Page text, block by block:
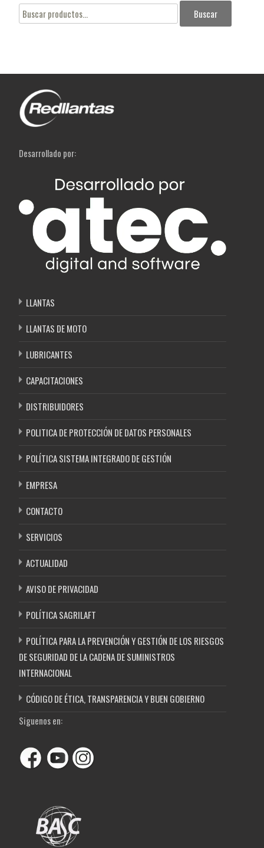
Buscar
por:
Buscar
Desarrollado por:
LLANTAS
LLANTAS DE MOTO
LUBRICANTES
CAPACITACIONES
DISTRIBUIDORES
POLITICA DE PROTECCIÓN DE DATOS PERSONALES
POLÍTICA SISTEMA INTEGRADO DE GESTIÓN
EMPRESA
CONTACTO
SERVICIOS
ACTUALIDAD
AVISO DE PRIVACIDAD
POLÍTICA SAGRILAFT
POLÍTICA PARA LA PREVENCIÓN Y GESTIÓN DE LOS RIESGOS
DE SEGURIDAD DE LA CADENA DE SUMINISTROS
INTERNACIONAL
CÓDIGO DE ÉTICA, TRANSPARENCIA Y BUEN GOBIERNO
Siguenos en: